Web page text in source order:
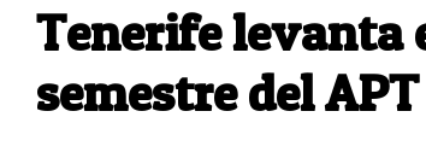
Tenerife levanta
semestre del